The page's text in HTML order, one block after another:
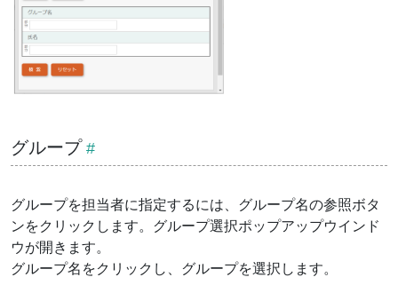
グループ
グループを担当者に指定するには、グループ名の参照ボタ
ンをクリックします。グループ選択ポップアップウインド
ウが開きます。
グループ名をクリックし、グループを選択します。